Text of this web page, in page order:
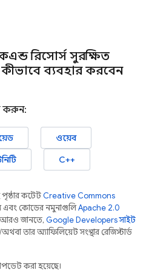
রিসোর্স সুরক্ষিত
কীভাবে ব্যবহার করবেন
করুন:
ওয়েব
C++
কন্টেন্টCreative Commons
এবং কোডের নমুনাগুলিApache 2.0
আরও জানতে,Google Developers সাইট
তার অ্যাফিলিয়েট সংস্থার রেজিস্টার্ড
করা হয়েছে।